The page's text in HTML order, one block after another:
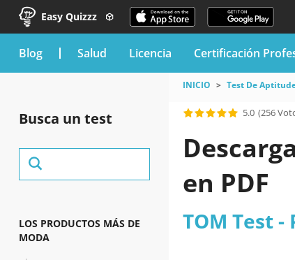
Easy Quizzz
blog Salud Licencia Certificación
Busca un test
LOS PRODUCTOS MÁS DE
MODA
INICIO Test De
5.0 (256
en PDF
TOM Test -